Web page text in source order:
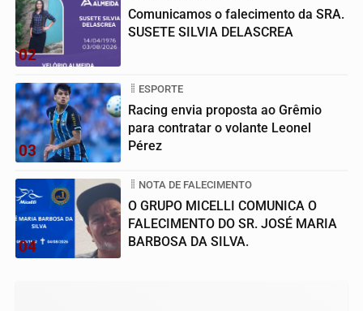
02
Comunicamos o falecimento da SRA.
SUSETE SILVIA DELASCREA
03
ESPORTE
Racing envia proposta ao Grêmio
para contratar o volante Leonel
Pérez
04
NOTA DE FALECIMENTO
O GRUPO MICELLI COMUNICA O
FALECIMENTO DO SR. JOSÉ MARIA
BARBOSA DA SILVA.